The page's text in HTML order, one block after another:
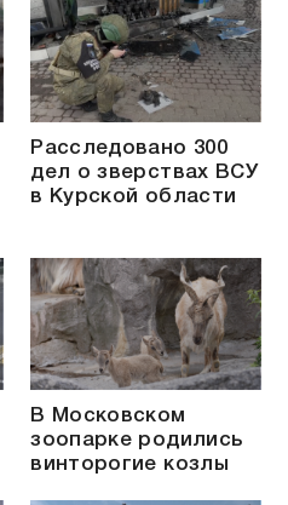
Расследовано 300
дел о зверствах ВСУ
в Курской области
В Московском
зоопарке родились
винторогие козлы